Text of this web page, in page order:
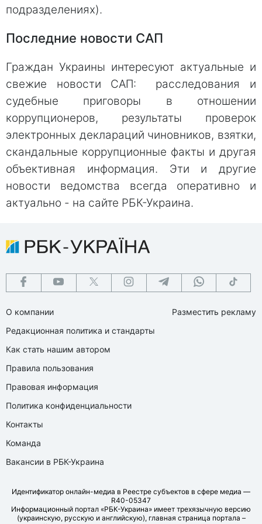
подразделениях).
Последние новости САП
Граждан Украины интересуют актуальные и
свежие новости САП: расследования и
судебные приговоры в отношении
коррупционеров, результаты проверок
электронных деклараций чиновников, взятки,
скандальные коррупционные факты и другая
объективная информация. Эти и другие
новости ведомства всегда оперативно и
актуально - на сайте РБК-Украина.
О компании
Редакционная политика и стандарты
Как стать нашим автором
Правила пользования
Правовая информация
Политика конфиденциальности
Контакты
Команда
Вакансии в РБК-Украина
Разместить рекламу
Идентификатор онлайн-медиа в Реестре субъектов в сфере медиа —
R40-05347
Информационный портал «РБК-Украина» имеет трехязычную версию
(украинскую, русскую и английскую), главная страница портала –